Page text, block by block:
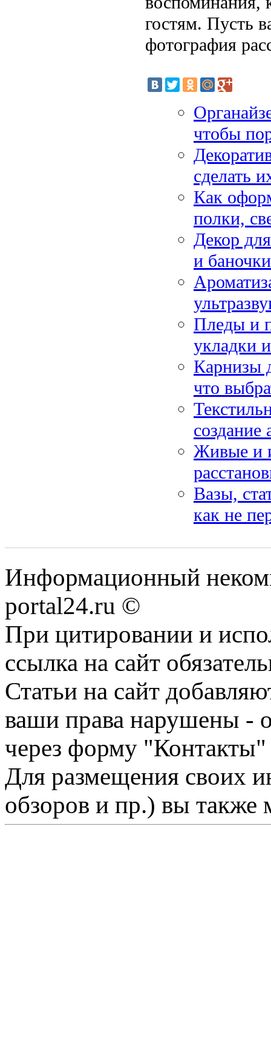
гостям. Пусть
фотография
чтобы
сделать
Как
полки,
Декор
и
Пледы и
укладки
Карнизы
что
создание
Живые и
Вазы,
как не
Информационный
portal24.ru ©
При цитировании и
ссылка на сайт
Статьи на сайт
ваши права нарушены -
через форму "Контакты"
Для размещения своих
обзоров и пр.) вы также